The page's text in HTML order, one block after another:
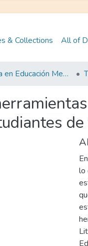
& Collections All of
Maestría en Educación Mención en Pedagogía en Entornos Digitales
lo